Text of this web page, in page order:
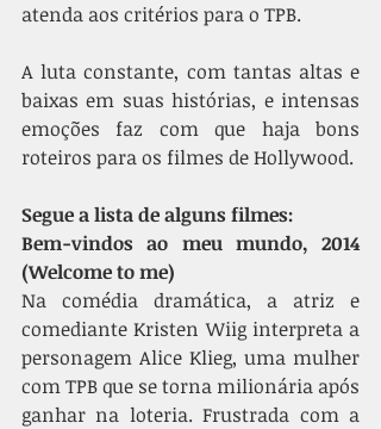
atenda aos critérios para o TPB.
A luta constante, com tantas altas e
baixas em suas histórias, e intensas
emoções faz com que haja bons
roteiros para os filmes de Hollywood.
Segue a lista de alguns filmes:
Bem-vindos ao meu mundo, 2014
(Welcome to me)
Na comédia dramática, a atriz e
comediante Kristen Wiig interpreta a
personagem Alice Klieg, uma mulher
com TPB que se torna milionária após
ganhar na loteria. Frustrada com a